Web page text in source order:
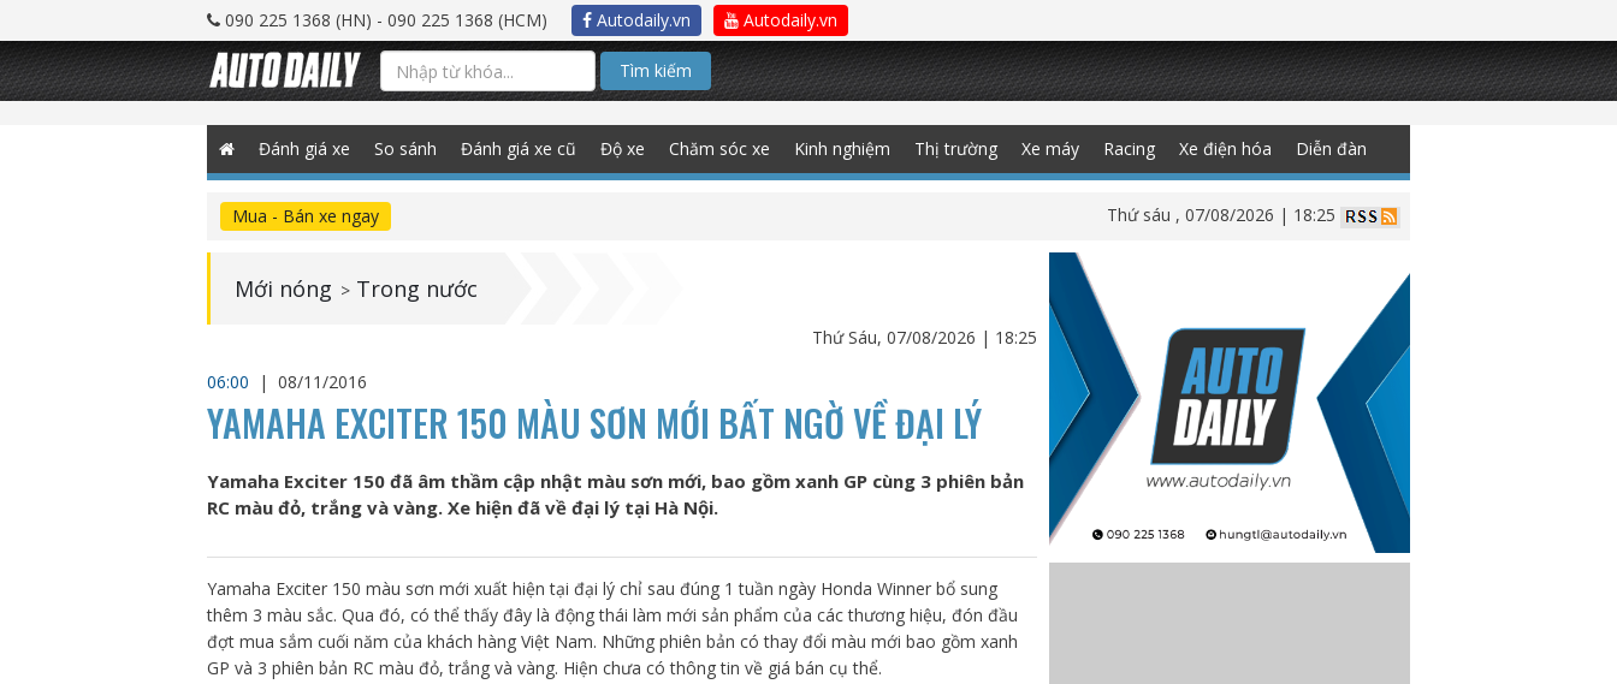
090 225 1368 (HN) - 090 225 1368 (HCM) Autodaily.vn Autodaily.vn
Tìm kiếm
Đánh giá xe So sánh Đánh giá xe cũ Độ xe Chăm sóc xe Kinh nghiệm Thị trường Xe máy Racing Xe điện hóa Diễn đàn
Mua - Bán xe ngay Thứ sáu , 07/08/2026 | 18:25
Mới nóng > Trong nước
Thứ Sáu, 07/08/2026 | 18:25
06:00
| 08/11/2016
YAMAHA EXCITER 150 MÀU SƠN MỚI BẤT NGỜ VỀ ĐẠI LÝ
Yamaha Exciter 150 đã âm thầm cập nhật màu sơn mới, bao gồm xanh GP cùng 3 phiên bản
RC màu đỏ, trắng và vàng. Xe hiện đã về đại lý tại Hà Nội.
Yamaha Exciter 150 màu sơn mới xuất hiện tại đại lý chỉ sau đúng 1 tuần ngày Honda Winner bổ sung
thêm 3 màu sắc. Qua đó, có thể thấy đây là động thái làm mới sản phẩm của các thương hiệu, đón đầu
đợt mua sắm cuối năm của khách hàng Việt Nam. Những phiên bản có thay đổi màu mới bao gồm xanh
GP và 3 phiên bản RC màu đỏ, trắng và vàng. Hiện chưa có thông tin về giá bán cụ thể.